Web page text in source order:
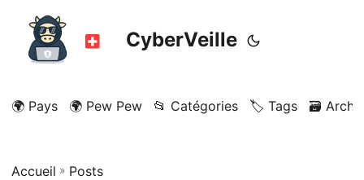
CyberVeille
🌍 Pays 🌍 Pew Pew 📂 Catégories 🏷️ Tags 🗃️
Accueil » Posts